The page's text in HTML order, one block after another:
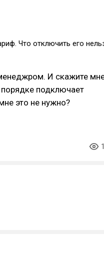
Что отключить его
И скажите
подключает
это не нужно?